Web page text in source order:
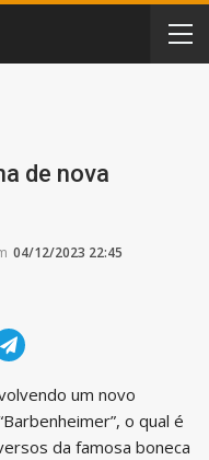
de nova
04/12/2023 22:45
um novo
o qual é
da famosa boneca